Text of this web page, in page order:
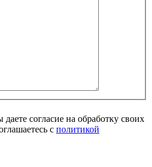
согласие на обработку своих
с политикой